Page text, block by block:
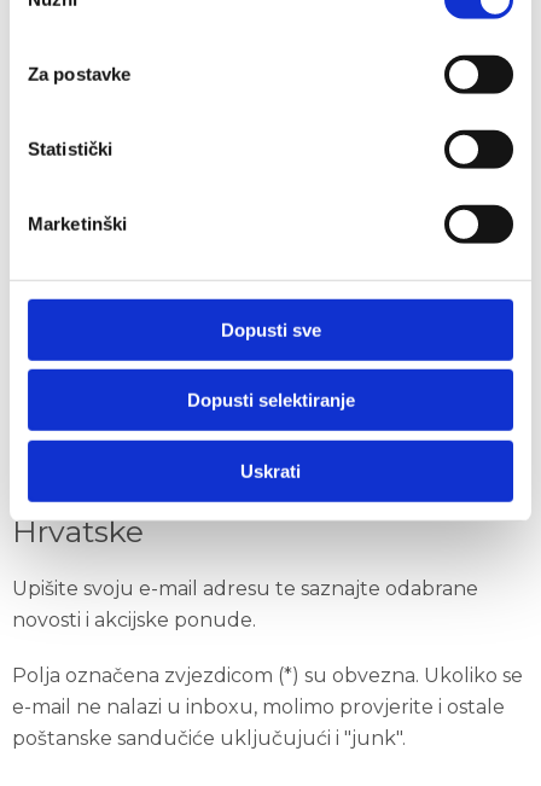
Za postavke
Statistički
Marketinški
Dopusti sve
Dopusti selektiranje
Uskrati
Organizacija tvrtke
Društveno odgovorno poslovanje
Politika kolačića
ISO certifikati
Primajte novosti i ponude Auto
Hrvatske
Upišite svoju e-mail adresu te saznajte odabrane
novosti i akcijske ponude.
Polja označena zvjezdicom (*) su obvezna. Ukoliko se
e-mail ne nalazi u inboxu, molimo provjerite i ostale
poštanske sandučiće uključujući i "junk".